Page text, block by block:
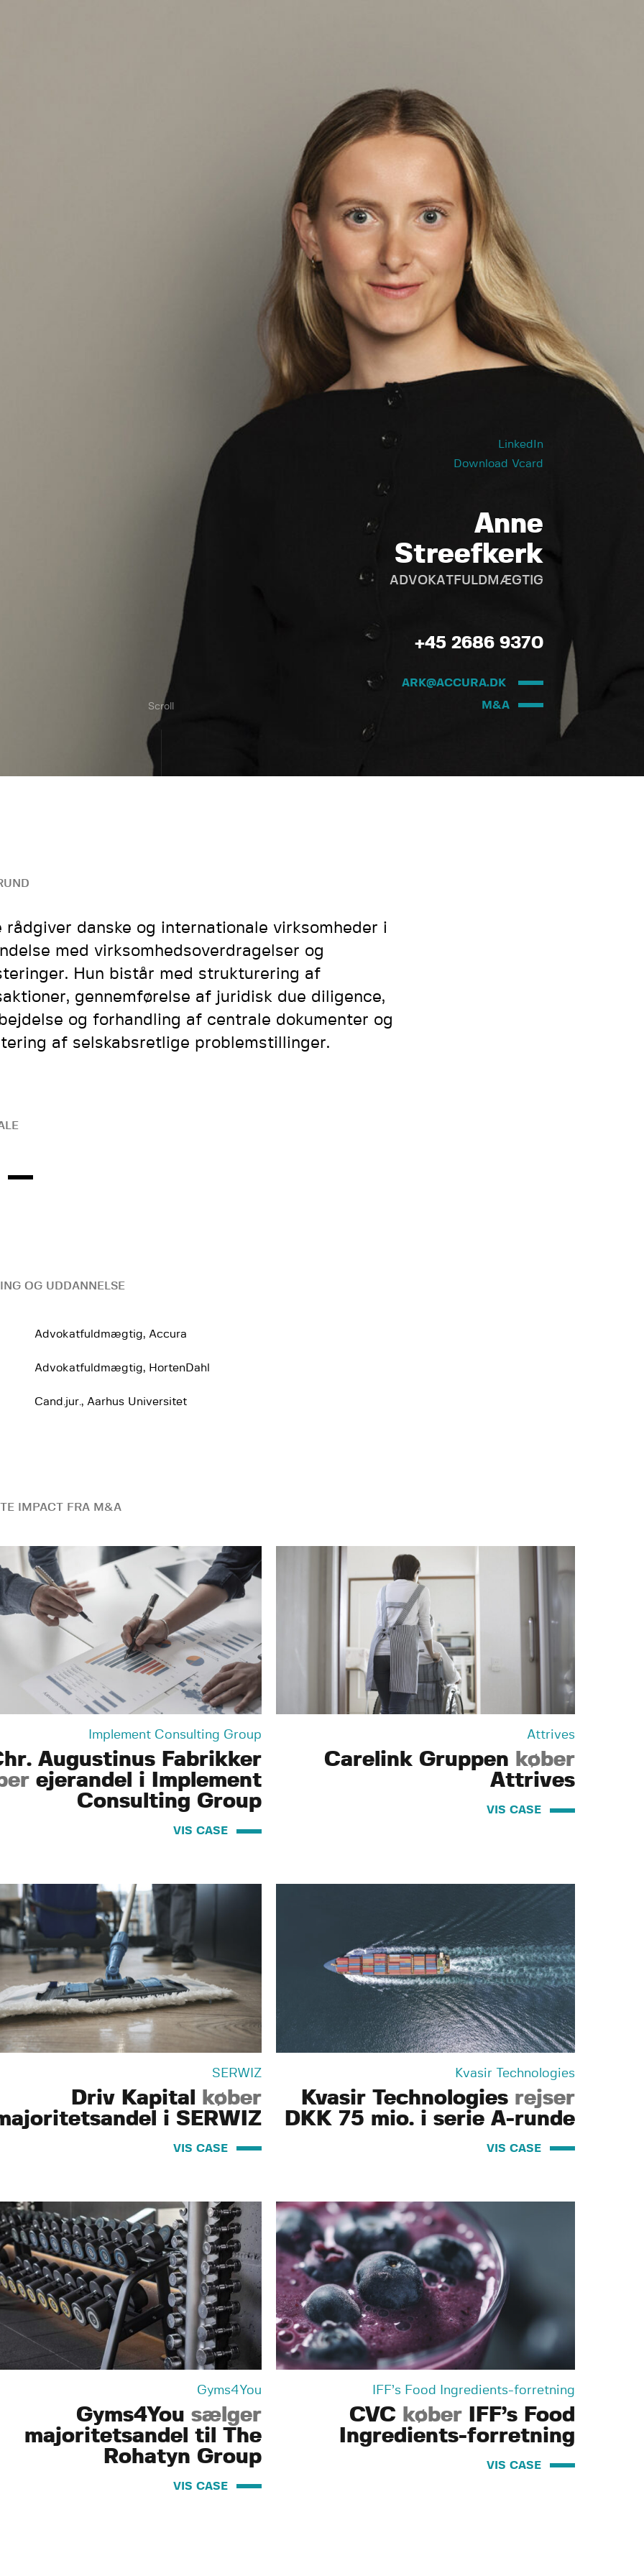
LinkedIn
Download Vcard
Anne
Streefkerk
ADVOKATFULDMÆGTIG
+45 2686 9370
ARK@ACCURA.DK
M&A
Scroll
rådgiver danske og internationale virksomheder i
med virksomhedsoverdragelser og
Hun bistår med strukturering af
gennemførelse af juridisk due diligence,
og forhandling af centrale dokumenter og
af selskabsretlige problemstillinger.
OG UDDANNELSE
Advokatfuldmægtig, Accura
Advokatfuldmægtig, HortenDahl
Cand.jur., Aarhus Universitet
IMPACT FRA M&A
Implement Consulting Group
Augustinus Fabrikker
ejerandel i Implement
Consulting Group
VIS CASE
Attrives
Carelink Gruppen køber
Attrives
VIS CASE
SERWIZ
Driv Kapital
køber
i SERWIZ
VIS CASE
Kvasir Technologies
Kvasir Technologies rejser
DKK 75 mio. i serie A-runde
VIS CASE
Gyms4You
Gyms4You sælger
majoritetsandel til The
Rohatyn Group
VIS CASE
IFF’s Food Ingredients-forretning
CVC køber IFF’s Food
Ingredients-forretning
VIS CASE